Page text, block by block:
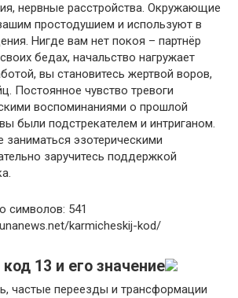
нервные расстройства. Окружающие
простодушием и используют в
Нигде вам нет покоя – партнёр
бедах, начальство нагружает
вы становитесь жертвой воров,
Постоянное чувство тревоги
воспоминаниями о прошлой
были подстрекателем и интриганом.
заниматься эзотерическими
заручитесь поддержкой
символов: 541
karmicheskij-kod/
13 и его значение
частые переезды и трансформации